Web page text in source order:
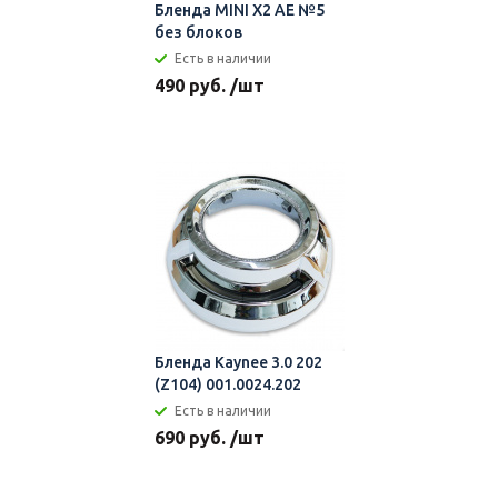
Бленда MINI X2 AE №5
без блоков
Есть в наличии
490 руб. /шт
Бленда Kaynee 3.0 202
(Z104) 001.0024.202
Есть в наличии
690 руб. /шт